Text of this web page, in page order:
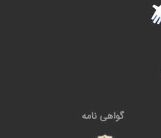
گواهی نامه